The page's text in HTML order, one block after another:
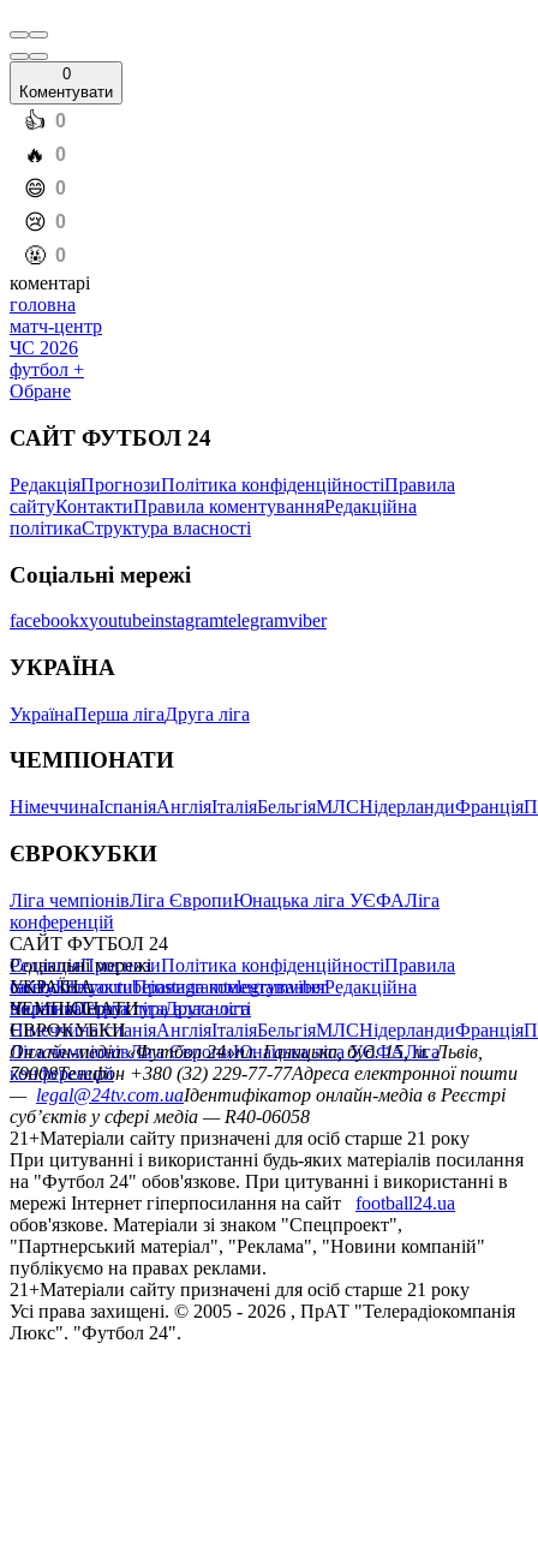
0
Коментувати
️👍 0
️🔥 0
️😄 0
️😢 0
️🤬 0
коментарі
головна
матч-центр
ЧС 2026
футбол +
Обране
САЙТ ФУТБОЛ 24
РедакціяПрогнозиПолітика конфіденційностіПравила
сайтуКонтактиПравила коментуванняРедакційна
політикаСтруктура власності
Соціальні мережі
facebookxyoutubeinstagramtelegramviber
УКРАЇНА
УкраїнаПерша лігаДруга ліга
ЧЕМПІОНАТИ
НімеччинаІспаніяАнгліяІталіяБельгіяМЛСНідерландиФранція
ЄВРОКУБКИ
Ліга чемпіонівЛіга ЄвропиЮнацька ліга УЄФАЛіга
конференцій
САЙТ ФУТБОЛ 24
РедакціяПрогнозиПолітика конфіденційностіПравила
сайтуКонтактиПравила коментуванняРедакційна
політикаСтруктура власності
Соціальні мережі
facebookxyoutubeinstagramtelegramviber
УКРАЇНА
УкраїнаПерша лігаДруга ліга
ЧЕМПІОНАТИ
НімеччинаІспаніяАнгліяІталіяБельгіяМЛСНідерландиФранція
ЄВРОКУБКИ
Ліга чемпіонівЛіга ЄвропиЮнацька ліга УЄФАЛіга
конференцій
Онлайн-медіа «Футбол 24»пл. Галицька, буд. 15, м. Львів,
79008Телефон +380 (32) 229-77-77Адреса електронної пошти
— legal@24tv.com.uaІдентифікатор онлайн-медіа в Реєстрі
суб’єктів у сфері медіа — R40-06058
21+Матеріали сайту призначені для осіб старше 21 року
При цитуванні і використанні будь-яких матеріалів посилання
на "Футбол 24" обов'язкове. При цитуванні і використанні в
мережі Інтернет гіперпосилання на сайт
football24.ua
обов'язкове. Матеріали зі знаком "Спецпроект",
"Партнерський матеріал", "Реклама", "Новини компаній"
публікуємо на правах реклами.
21+Матеріали сайту призначені для осіб старше 21 року
Усi права захищенi. © 2005 - 2026 , ПрАТ "Телерадіокомпанія
Люкс". "Футбол 24".